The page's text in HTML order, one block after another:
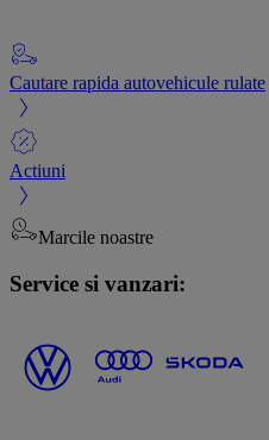
Cautare rapida autovehicule rulate
Actiuni
Marcile noastre
Service si vanzari: